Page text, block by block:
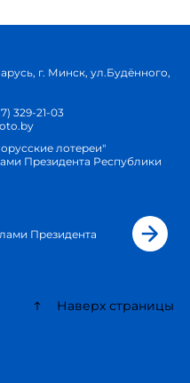
г. Минск, ул.Будённого,
329-21-03
лотереи"
Президента Республики
Президента
Наверх страницы